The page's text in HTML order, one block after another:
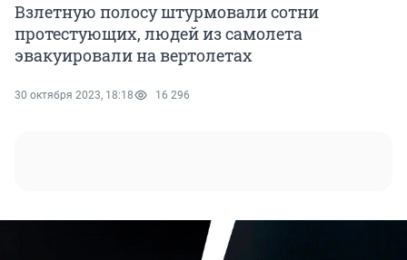
Взлетную полосу штурмовали сотни
протестующих, людей из самолета
эвакуировали на вертолетах
30 октября 2023, 18:18 16 296